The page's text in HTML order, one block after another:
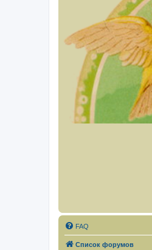
FAQ
Список форумов